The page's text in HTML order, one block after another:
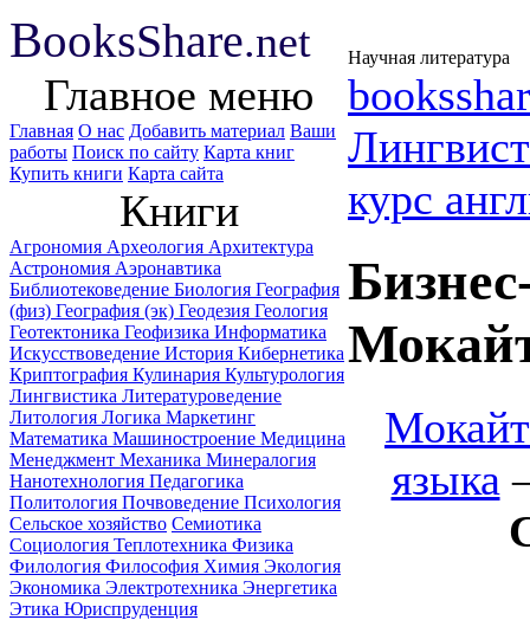
BooksShare.net Научная литература
Главное меню
Главная О нас Добавить материал Ваши
работы Поиск по сайту Карта книг
Купить книги Карта сайта
Книги
Агрономия Археология Архитектура
Астрономия Аэронавтика
Библиотековедение Биология География
(физ) География (эк) Геодезия Геология
Геотектоника Геофизика Информатика
Искусствоведение История Кибернетика
Криптография Кулинария Культурология
Лингвистика Литературоведение
Литология Логика Маркетинг
Математика Машиностроение Медицина
Менеджмент Механика Минералогия
Нанотехнология Педагогика
Политология Почвоведение Психология
Сельское хозяйство Семиотика
Социология Теплотехника Физика
Филология Философия Химия Экология
Экономика Электротехника Энергетика
Этика Юриспруденция
курс
языка